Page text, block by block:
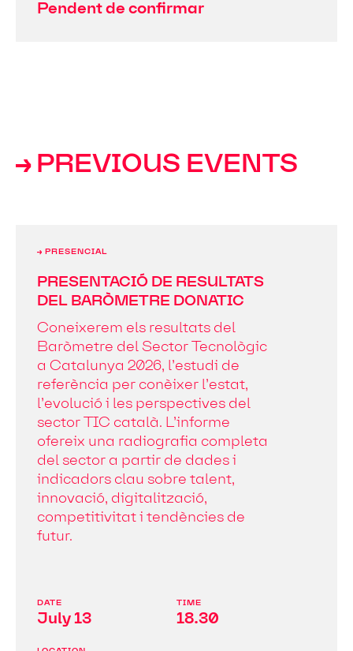
Pendent de confirmar
→ PREVIOUS EVENTS
→ PRESENCIAL
PRESENTACIÓ DE RESULTATS
DEL BARÒMETRE DONATIC
Coneixerem els resultats del
Baròmetre del Sector Tecnològic
a Catalunya 2026, l’estudi de
referència per conèixer l’estat,
l’evolució i les perspectives del
sector TIC català. L’informe
ofereix una radiografia completa
del sector a partir de dades i
indicadors clau sobre talent,
innovació, digitalització,
competitivitat i tendències de
futur.
DATE TIME
July 13 18.30